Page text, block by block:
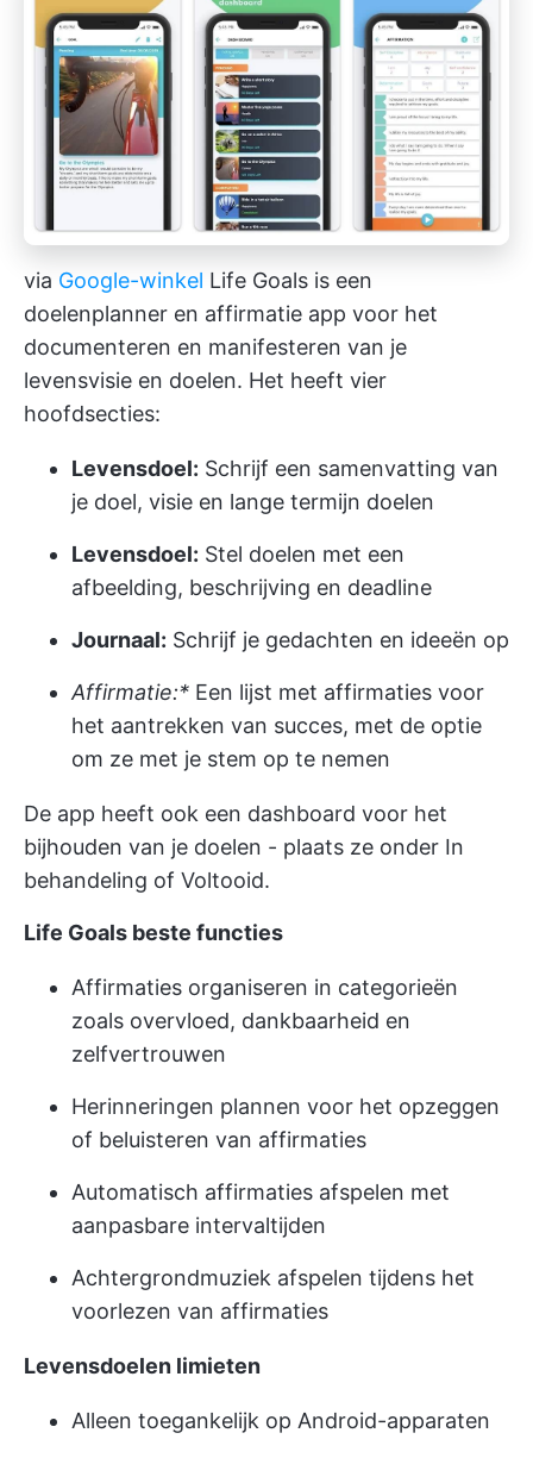
via Google-winkel Life Goals is een
doelenplanner en affirmatie app voor het
documenteren en manifesteren van je
levensvisie en doelen. Het heeft vier
hoofdsecties:
Levensdoel: Schrijf een samenvatting van
je doel, visie en lange termijn doelen
Levensdoel: Stel doelen met een
afbeelding, beschrijving en deadline
Journaal: Schrijf je gedachten en ideeën op
Affirmatie:* Een lijst met affirmaties voor
het aantrekken van succes, met de optie
om ze met je stem op te nemen
De app heeft ook een dashboard voor het
bijhouden van je doelen - plaats ze onder In
behandeling of Voltooid.
Life Goals beste functies
Affirmaties organiseren in categorieën
zoals overvloed, dankbaarheid en
zelfvertrouwen
Herinneringen plannen voor het opzeggen
of beluisteren van affirmaties
Automatisch affirmaties afspelen met
aanpasbare intervaltijden
Achtergrondmuziek afspelen tijdens het
voorlezen van affirmaties
Levensdoelen limieten
Alleen toegankelijk op Android-apparaten